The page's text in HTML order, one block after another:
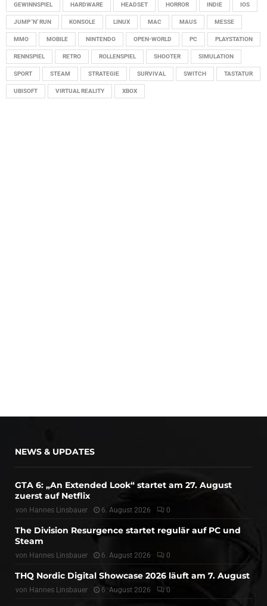
GEWINNSPIEL HARDWARE HEADSET HORROR INDIE IOS
JUMP 'N' RUN KONSOLE LINUX MAC MAUS MESSE
MMO MOBILE NINTENDO OPEN-WORLD PC PLAYSTATION
RENNSPIEL RETRO ROLLENSPIEL SHOOTER SIMULATION
SPORT STEAM STRATEGIE SURVIVAL SWITCH TASTATUR
UBISOFT VIRTUAL REALITY XBOX
NEWS & UPDATES
GTA 6: „An Extended Look“ startet am 27. August
zuerst auf Netflix
von Hannes Linsbauer 6. August 2026 0
The Division Resurgence startet regulär auf PC und
Steam
von Hannes Linsbauer 6. August 2026 0
THQ Nordic Digital Showcase 2026 läuft am 7. August
von Hannes Linsbauer 6. August 2026 0